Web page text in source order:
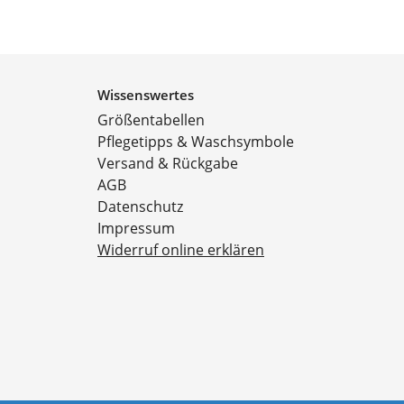
Wissenswertes
Größentabellen
Pflegetipps & Waschsymbole
Versand & Rückgabe
AGB
Datenschutz
Impressum
Widerruf online erklären